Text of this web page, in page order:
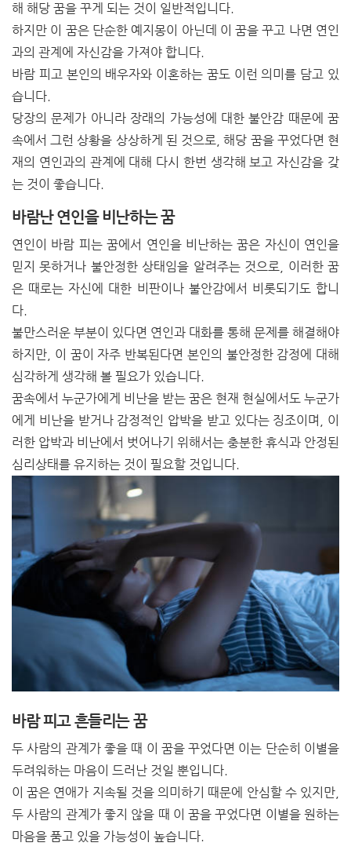
해 해당 꿈을 꾸게 되는 것이 일반적입니다.
하지만 이 꿈은 단순한 예지몽이 아닌데 이 꿈을 꾸고 나면 연인
과의 관계에 자신감을 가져야 합니다.
바람 피고 본인의 배우자와 이혼하는 꿈도 이런 의미를 담고 있
습니다.
당장의 문제가 아니라 장래의 가능성에 대한 불안감 때문에 꿈
속에서 그런 상황을 상상하게 된 것으로, 해당 꿈을 꾸었다면 현
재의 연인과의 관계에 대해 다시 한번 생각해 보고 자신감을 갖
는 것이 좋습니다.
바람난 연인을 비난하는 꿈
연인이 바람 피는 꿈에서 연인을 비난하는 꿈은 자신이 연인을
믿지 못하거나 불안정한 상태임을 알려주는 것으로, 이러한 꿈
은 때로는 자신에 대한 비판이나 불안감에서 비롯되기도 합니
다.
불만스러운 부분이 있다면 연인과 대화를 통해 문제를 해결해야
하지만, 이 꿈이 자주 반복된다면 본인의 불안정한 감정에 대해
심각하게 생각해 볼 필요가 있습니다.
꿈속에서 누군가에게 비난을 받는 꿈은 현재 현실에서도 누군가
에게 비난을 받거나 감정적인 압박을 받고 있다는 징조이며, 이
러한 압박과 비난에서 벗어나기 위해서는 충분한 휴식과 안정된
심리상태를 유지하는 것이 필요할 것입니다.
바람 피고 흔들리는 꿈
두 사람의 관계가 좋을 때 이 꿈을 꾸었다면 이는 단순히 이별을
두려워하는 마음이 드러난 것일 뿐입니다.
이 꿈은 연애가 지속될 것을 의미하기 때문에 안심할 수 있지만,
두 사람의 관계가 좋지 않을 때 이 꿈을 꾸었다면 이별을 원하는
마음을 품고 있을 가능성이 높습니다.